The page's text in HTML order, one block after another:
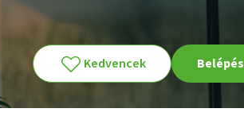
Kedvencek Belépés